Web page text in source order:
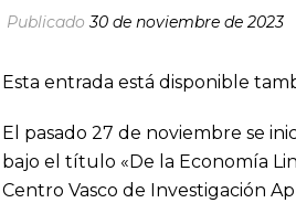
Publicado30 de noviembre de 2023
Esta entrada está disponible
El pasado 27 de noviembre se
bajo el título «De la Economía
Centro Vasco de Investigación